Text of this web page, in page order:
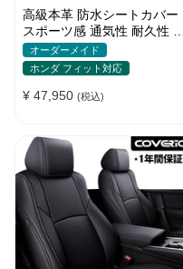
高級本革 防水シートカバー
スポーツ感 通気性 耐久性 オ
ーダーメイド 4色 全席セット
オーダーメイド
ホンダ フィット対応
¥ 47,950 (税込)